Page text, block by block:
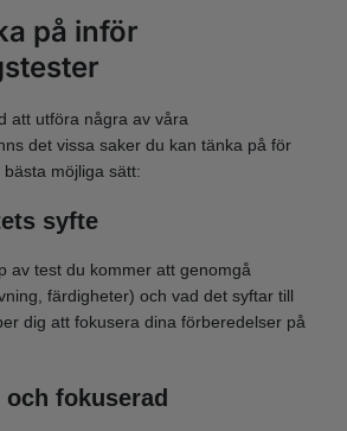
på inför
att utföra några av våra
det vissa saker du kan tänka på för
möjliga sätt:
syfte
av test du kommer att genomgå
färdigheter) och vad det syftar till
dig att fokusera dina förberedelser på
fokuserad